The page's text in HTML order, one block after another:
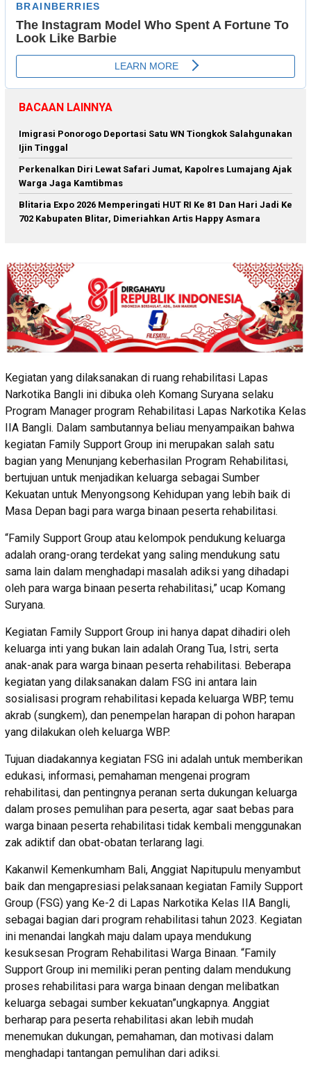
BACAAN LAINNYA
Imigrasi Ponorogo Deportasi Satu WN Tiongkok Salahgunakan
Ijin Tinggal
Perkenalkan Diri Lewat Safari Jumat, Kapolres Lumajang Ajak
Warga Jaga Kamtibmas
Blitaria Expo 2026 Memperingati HUT RI Ke 81 Dan Hari Jadi Ke
702 Kabupaten Blitar, Dimeriahkan Artis Happy Asmara
Kegiatan yang dilaksanakan di ruang rehabilitasi Lapas
Narkotika Bangli ini dibuka oleh Komang Suryana selaku
Program Manager program Rehabilitasi Lapas Narkotika Kelas
IIA Bangli. Dalam sambutannya beliau menyampaikan bahwa
kegiatan Family Support Group ini merupakan salah satu
bagian yang Menunjang keberhasilan Program Rehabilitasi,
bertujuan untuk menjadikan keluarga sebagai Sumber
Kekuatan untuk Menyongsong Kehidupan yang lebih baik di
Masa Depan bagi para warga binaan peserta rehabilitasi.
“Family Support Group atau kelompok pendukung keluarga
adalah orang-orang terdekat yang saling mendukung satu
sama lain dalam menghadapi masalah adiksi yang dihadapi
oleh para warga binaan peserta rehabilitasi,” ucap Komang
Suryana.
Kegiatan Family Support Group ini hanya dapat dihadiri oleh
keluarga inti yang bukan lain adalah Orang Tua, Istri, serta
anak-anak para warga binaan peserta rehabilitasi. Beberapa
kegiatan yang dilaksanakan dalam FSG ini antara lain
sosialisasi program rehabilitasi kepada keluarga WBP, temu
akrab (sungkem), dan penempelan harapan di pohon harapan
yang dilakukan oleh keluarga WBP.
Tujuan diadakannya kegiatan FSG ini adalah untuk memberikan
edukasi, informasi, pemahaman mengenai program
rehabilitasi, dan pentingnya peranan serta dukungan keluarga
dalam proses pemulihan para peserta, agar saat bebas para
warga binaan peserta rehabilitasi tidak kembali menggunakan
zak adiktif dan obat-obatan terlarang lagi.
Kakanwil Kemenkumham Bali, Anggiat Napitupulu menyambut
baik dan mengapresiasi pelaksanaan kegiatan Family Support
Group (FSG) yang Ke-2 di Lapas Narkotika Kelas IIA Bangli,
sebagai bagian dari program rehabilitasi tahun 2023. Kegiatan
ini menandai langkah maju dalam upaya mendukung
kesuksesan Program Rehabilitasi Warga Binaan. “Family
Support Group ini memiliki peran penting dalam mendukung
proses rehabilitasi para warga binaan dengan melibatkan
keluarga sebagai sumber kekuatan”ungkapnya. Anggiat
berharap para peserta rehabilitasi akan lebih mudah
menemukan dukungan, pemahaman, dan motivasi dalam
menghadapi tantangan pemulihan dari adiksi.